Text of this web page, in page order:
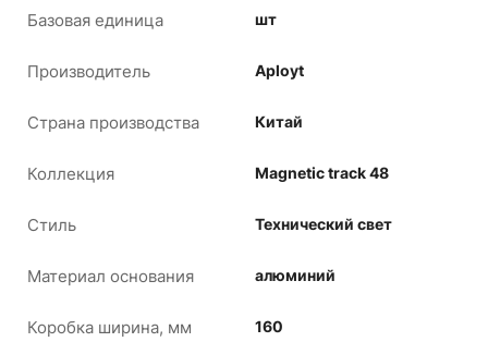
Базовая единица шт
Производитель Aployt
Страна производства Китай
Коллекция Magnetic track 48
Стиль Технический свет
Материал основания алюминий
Коробка ширина, мм 160